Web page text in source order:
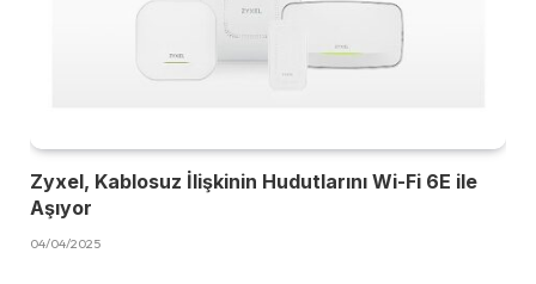
Zyxel, Kablosuz İlişkinin Hudutlarını Wi-Fi 6E ile
Aşıyor
04/04/2025